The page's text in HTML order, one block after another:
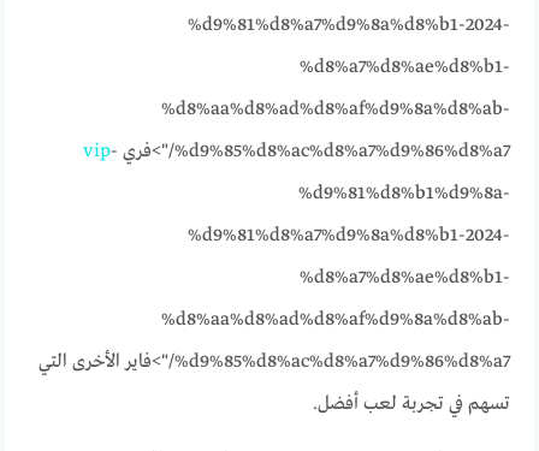
%d9%81%d8%a7%d9%8a%d8%b1-2024-
%d8%a7%d8%ae%d8%b1-
%d8%aa%d8%ad%d8%af%d9%8a%d8%ab-
%d9%85%d8%ac%d8%a7%d9%86%d8%a7/">فري
vip-
%d9%81%d8%b1%d9%8a-
%d9%81%d8%a7%d9%8a%d8%b1-2024-
%d8%a7%d8%ae%d8%b1-
%d8%aa%d8%ad%d8%af%d9%8a%d8%ab-
%d9%85%d8%ac%d8%a7%d9%86%d8%a7/">فاير الأخرى التي
تسهم في تجربة لعب أفضل.